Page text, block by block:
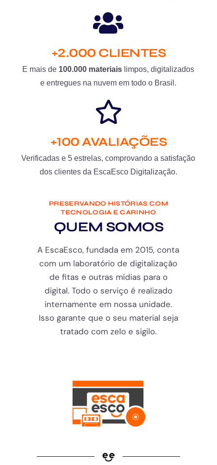
+2.000 CLIENTES
E mais de 100.000 materiais limpos, digitalizados
e entregues na nuvem em todo o Brasil.
+100 AVALIAÇÕES
Verificadas e 5 estrelas, comprovando a satisfação
dos clientes da EscaEsco Digitalização.
PRESERVANDO HISTÓRIAS COM
TECNOLOGIA E CARINHO
QUEM SOMOS
A EscaEsco, fundada em 2015, conta
com um laboratório de digitalização
de fitas e outras mídias para o
digital. Todo o serviço é realizado
internamente em nossa unidade.
Isso garante que o seu material seja
tratado com zelo e sigilo.